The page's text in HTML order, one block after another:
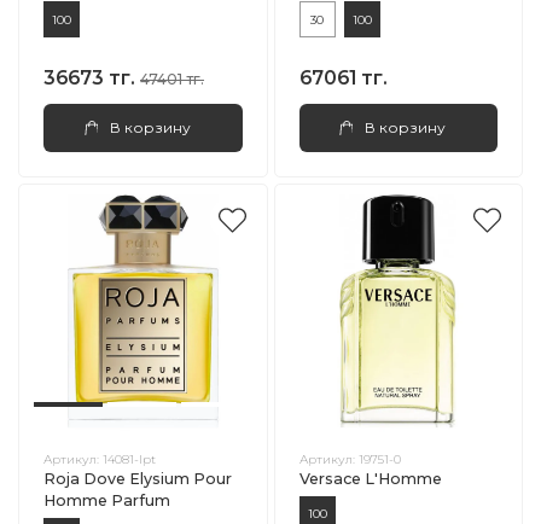
100
36673 тг. 47401 тг.
В корзину
30 100
67061 тг.
В корзину
Артикул: 14081-lpt
Roja Dove Elysium Pour
Homme Parfum
Артикул: 19751-0
Versace L'Homme
100